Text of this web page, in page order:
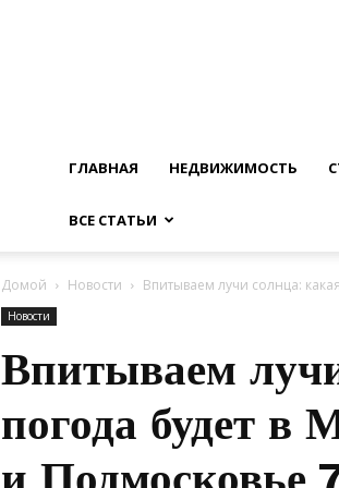
ГЛАВНАЯ НЕДВИЖИМОСТЬ
ВСЕ СТАТЬИ
Домой Новости Впитываем лучи солнца:
Новости
Впитываем
погода будет в